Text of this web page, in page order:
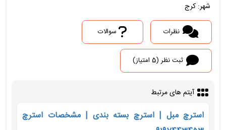
شهر: کرج
نظرات سوالات
ثبت نظر (5 امتیاز)
آیتم های مرتبط
استرچ مبل | استرچ بسته بندی | مشخصات استرچ